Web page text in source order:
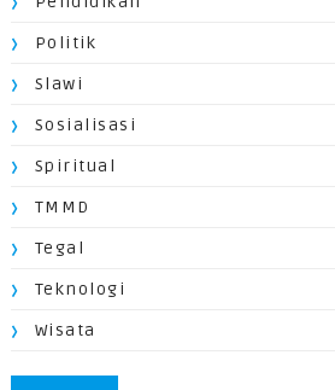
Politik
Slawi
Sosialisasi
Spiritual
TMMD
Tegal
Teknologi
Wisata